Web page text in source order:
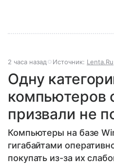
2 часа назад Источник: Lenta.Ru
Одну
компьютеров
призвали не
Компьютеры на базе
гигабайтами
покупать из-за их